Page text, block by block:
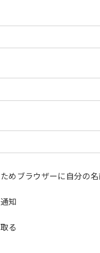
めブラウザーに自分の
知
る